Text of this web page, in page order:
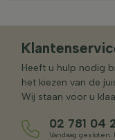
Heeft u hulp nodig
het kiezen van de
Wij staan voor u
02 781 04
Vandaag gesloten.